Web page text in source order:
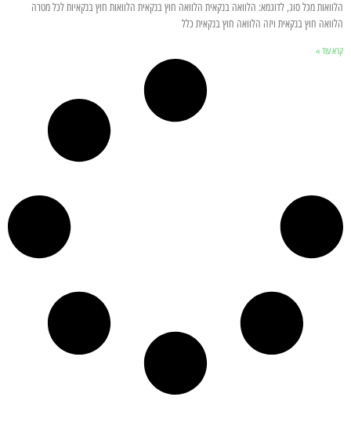
הלוואות מכל סוג, לדוגמא: הלוואה בנקאית הלוואה חוץ בנקאית הלוואות חוץ בנקאיות לכל מטרה
הלוואה חוץ בנקאית ויזה הלוואה חוץ בנקאית כלל
קרא עוד »